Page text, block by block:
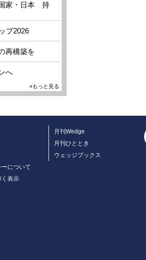
家・日本 持
プ2026
再構築を
へ
»もっと見る
について
表示
月刊Wedge
月刊ひととき
ウェッジブックス